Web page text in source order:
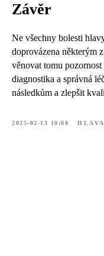
Závěr
Ne všechny bolesti
doprovázena některým
věnovat tomu pozornost
diagnostika a správná
následkům a zlepšit
2025-02-13 10:00